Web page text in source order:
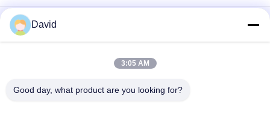
Drawworks Woven Brake Lining Brake Lining Roll with Brass
Wire Inside for Windlass
David
3:05 AM
Good day, what product are you looking for?